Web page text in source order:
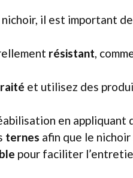
il est important
résistant,
et utilisez des
en appliquant
ternes afin que le
pour faciliter